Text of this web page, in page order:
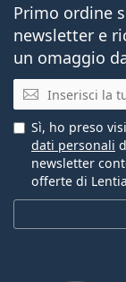
Primo ordine
newsletter e
un omaggio
E-mail
Sì, ho preso
dati personali
newsletter
offerte di